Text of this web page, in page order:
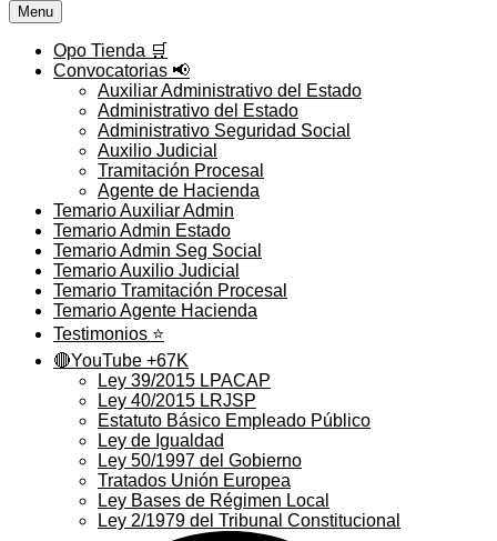
Menu
Opo Tienda 🛒
Convocatorias 📢
Auxiliar Administrativo del Estado
Administrativo del Estado
Administrativo Seguridad Social
Auxilio Judicial
Tramitación Procesal
Agente de Hacienda
Temario Auxiliar Admin
Temario Admin Estado
Temario Admin Seg Social
Temario Auxilio Judicial
Temario Tramitación Procesal
Temario Agente Hacienda
Testimonios ⭐️
🔴YouTube +67K
Ley 39/2015 LPACAP
Ley 40/2015 LRJSP
Estatuto Básico Empleado Público
Ley de Igualdad
Ley 50/1997 del Gobierno
Tratados Unión Europea
Ley Bases de Régimen Local
Ley 2/1979 del Tribunal Constitucional